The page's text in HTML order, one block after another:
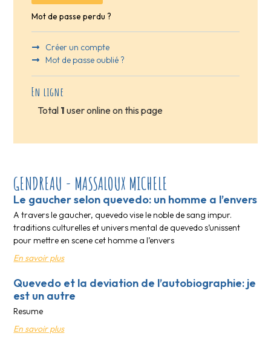
Mot de passe perdu ?
Créer un compte
Mot de passe oublié ?
En ligne
Total 1 user online on this page
GENDREAU - MASSALOUX MICHELE
Le gaucher selon quevedo: un homme a l’envers
A travers le gaucher, quevedo vise le noble de sang impur.
traditions culturelles et univers mental de quevedo s’unissent
pour mettre en scene cet homme a l’envers
En savoir plus
Quevedo et la deviation de l’autobiographie: je
est un autre
Resume
En savoir plus